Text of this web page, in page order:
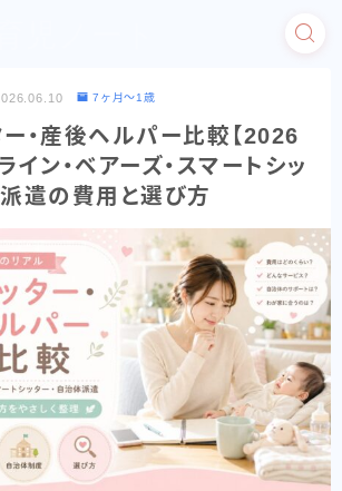
7ヶ月〜1歳
・産後ヘルパー比較【2026
イン・ベアーズ・スマートシッ
遣の費用と選び方